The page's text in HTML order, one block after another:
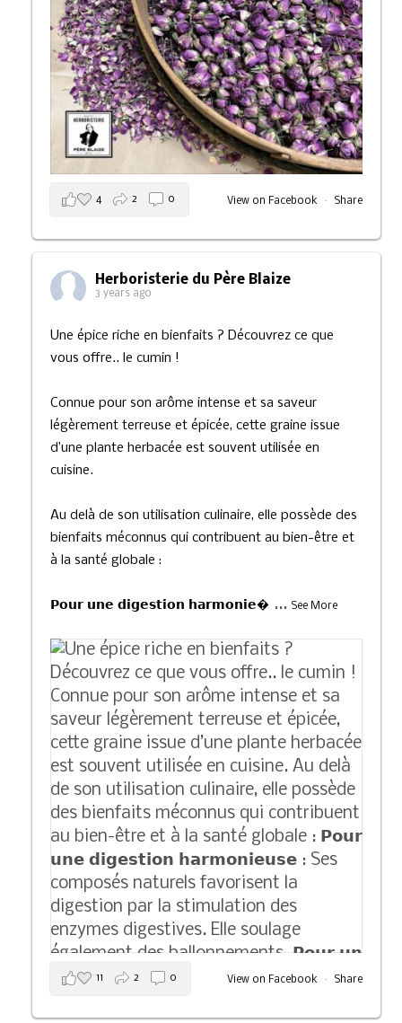
View on Facebook · Share
4 2 0
Herboristerie du Père Blaize
3 years ago
Une épice riche en bienfaits ? Découvrez ce que
vous offre.. le cumin !
Connue pour son arôme intense et sa saveur
légèrement terreuse et épicée, cette graine issue
d’une plante herbacée est souvent utilisée en
cuisine.
Au delà de son utilisation culinaire, elle possède des
bienfaits méconnus qui contribuent au bien-être et
à la santé globale :
𝗣𝗼𝘂𝗿 𝘂𝗻𝗲 𝗱𝗶𝗴𝗲𝘀𝘁𝗶𝗼𝗻 𝗵𝗮𝗿𝗺𝗼𝗻𝗶𝗲 ... See More
View on Facebook · Share
11 2 0